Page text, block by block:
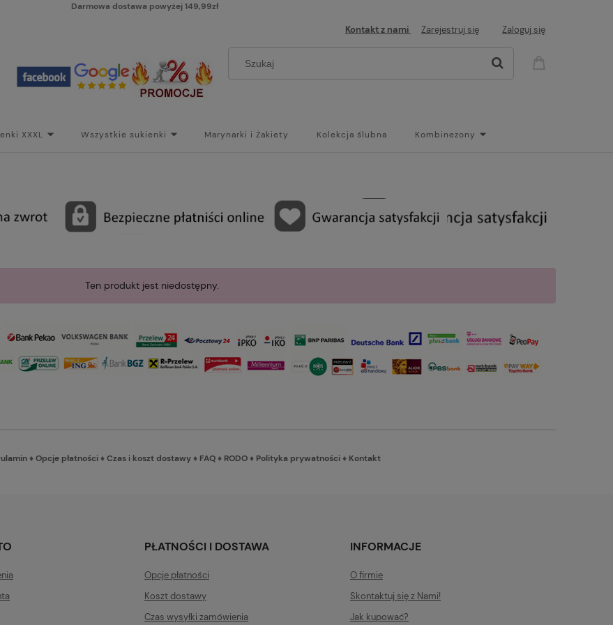
Darmowa dostawa powyżej 149,99zł
Kontakt z nami Zarejestruj się Zaloguj się
XXXL Wszystkie sukienki Marynarki i Żakiety Kolekcja ślubna Kombinezony
Ten produkt jest niedostępny.
♦Opcje płatności♦Czas i koszt dostawy♦ FAQ♦ RODO♦ Polityka prywatności♦ Kontakt
PŁATNOŚCI I DOSTAWA
Opcje płatności
Koszt dostawy
Czas wysyłki zamówienia
INFORMACJE
O firmie
Skontaktuj się z Nami!
Jak kupować?